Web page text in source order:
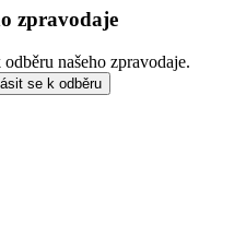
zpravodaje
našeho zpravodaje.
se k odběru